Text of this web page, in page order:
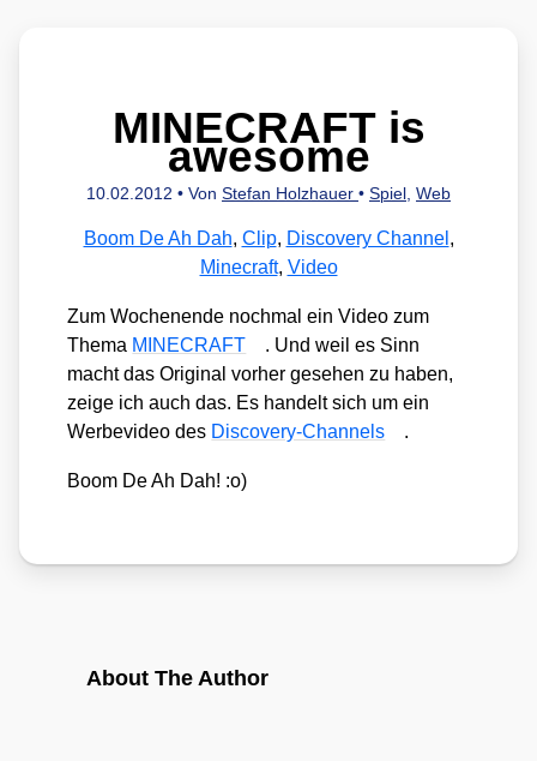
MINECRAFT is
awesome
10.02.2012 • Von Stefan Holzhauer • Spiel , Web
Boom De Ah Dah, Clip, Discovery Channel ,
Minecraft, Video
Zum Wochen­en­de noch­mal ein Video zum
The­ma MINECRAFT
. Und weil es Sinn
macht das Ori­gi­nal vor­her gese­hen zu haben,
zei­ge ich auch das. Es han­delt sich um ein
Wer­be­vi­deo des Dis­co­very-Chan­nels .
Boom De Ah Dah! :o)
About The Author